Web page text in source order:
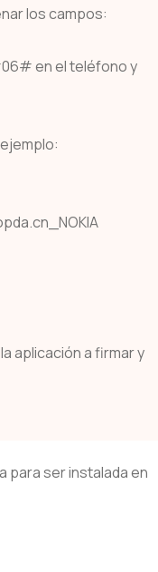
los campos:
en el teléfono y
aplicación a firmar y
para ser instalada en